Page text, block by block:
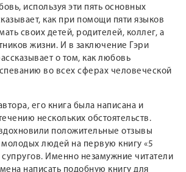
используя эти пять основных
как при помощи пяти языков
своих детей, родителей, коллег, а
жизни. И в заключение Гэри
о том, как любовь
во всех сферах человеческой
его книга была написана и
нескольких обстоятельств.
положительные отзывы
людей на первую книгу «5
Именно незамужние читатели
написать подобную книгу для